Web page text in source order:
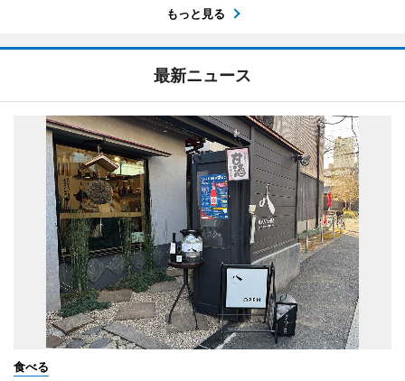
もっと見る
最新ニュース
食べる